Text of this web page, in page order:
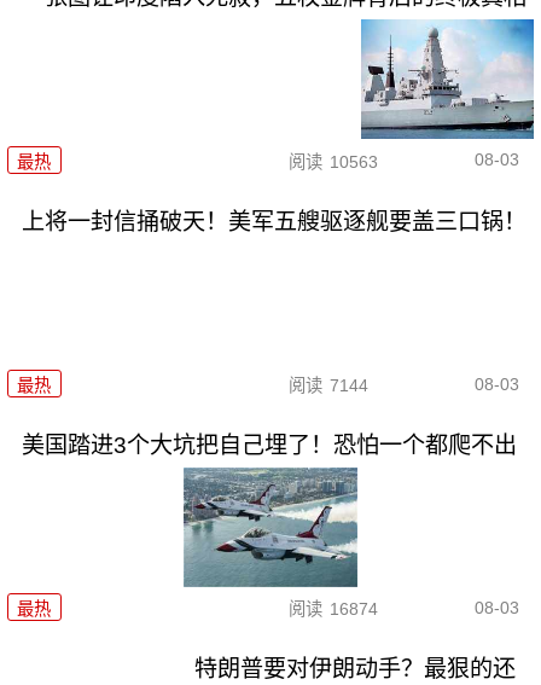
最热 阅读 10563 08-03
上将一封信捅破天！美军五艘驱逐舰要盖三口锅！
最热 阅读 7144 08-03
美国踏进3个大坑把自己埋了！恐怕一个都爬不出
最热 阅读 16874 08-03
特朗普要对伊朗动手？最狠的还